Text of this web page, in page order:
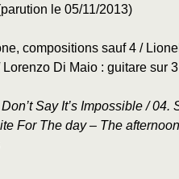
le 05/11/2013)
compositions sauf 4 /
Di Maio : guitare sur
Say It’s Impossible /
For The day – The